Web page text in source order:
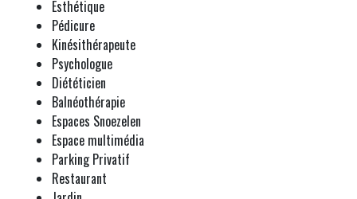
Esthétique
Pédicure
Kinésithérapeute
Psychologue
Diététicien
Balnéothérapie
Espaces Snoezelen
Espace multimédia
Parking Privatif
Restaurant